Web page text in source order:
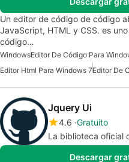
Un editor de código de código
JavaScript, HTML y CSS. es
código…
WindowsEditor De Código Para
Editor Html Para Windows 7Editor De
Jquery Ui
4.6 Gratuito
La biblioteca oficial
Descargar